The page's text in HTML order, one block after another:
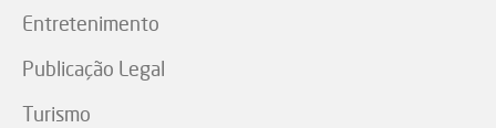
Entretenimento
Publicação Legal
Turismo